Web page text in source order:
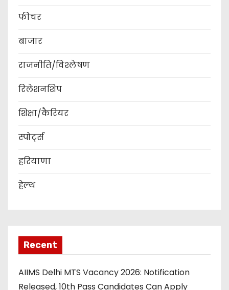
फीचर
बाजार
राजनीति/विश्लेषण
रिलेशनशिप
शिक्षा/कैरियर
स्पोर्ट्स
हरियाणा
हेल्थ
Recent
AIIMS Delhi MTS Vacancy 2026: Notification
Released, 10th Pass Candidates Can Apply